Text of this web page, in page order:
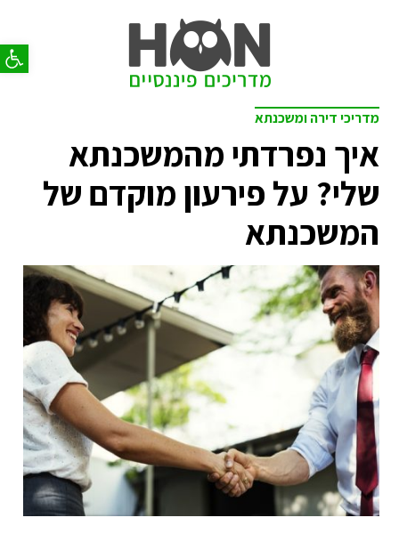
פתח
מדריכי דירה ומשכנתא
איך נפרדתי מהמשכנתא
שלי? על פירעון מוקדם של
המשכנתא